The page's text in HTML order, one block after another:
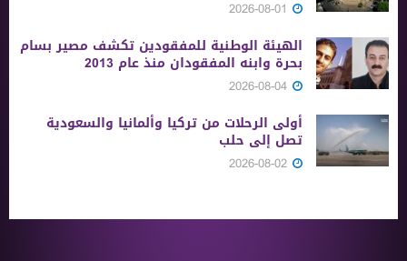
الهيئة الوطنية للمفقودين تكشف مصير بسام
بحرة وابنه المفقودان منذ عام 2013
أولى الرحلات من ‏تركيا وألمانيا والسعودية
تصل إلى حلب